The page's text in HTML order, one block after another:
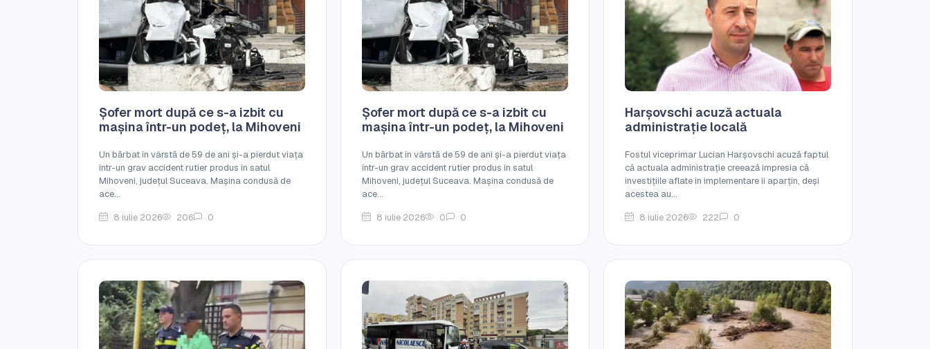
Șofer mort după ce s-a izbit cu
mașina într-un podeț, la Mihoveni
Un bărbat în vârstă de 59 de ani și-a pierdut viața
într-un grav accident rutier produs în satul
Mihoveni, județul Suceava. Mașina condusă de
ace...
8 iulie 2026
206 0
Șofer mort după ce s-a izbit cu
mașina într-un podeț, la Mihoveni
Un bărbat în vârstă de 59 de ani și-a pierdut viața
într-un grav accident rutier produs în satul
Mihoveni, județul Suceava. Mașina condusă de
ace...
8 iulie 2026
0 0
Harșovschi acuză actuala
administrație locală
Fostul viceprimar Lucian Harșovschi acuză faptul
că actuala administrație creează impresia că
investițiile aflate în implementare îi aparțin, deși
acestea au...
8 iulie 2026
222 0